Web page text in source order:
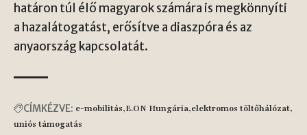
határon túl élő magyarok számára is megkönnyíti
a hazalátogatást, erősítve a diaszpóra és az
anyaország kapcsolatát.
CÍMKÉZVE: e-mobilitás E.ON Hungária elektromos töltőhálózat
uniós támogatás